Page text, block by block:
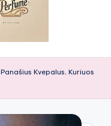
Kvepalus, Kuriuos